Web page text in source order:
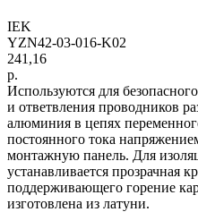
IEK
YZN42-03-016-K02
241,16
р.
Используются для
и ответвления проводников
алюминия в цепях
постоянного тока
монтажную панель. Для
устанавливается прозрачная
поддерживающего горение
изготовлена из латуни.